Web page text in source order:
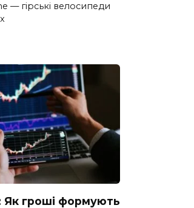
— гірські велосипеди
Як гроші формують